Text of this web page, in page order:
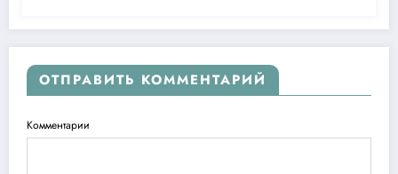
ОТПРАВИТЬ КОММЕНТАРИЙ
Комментарии